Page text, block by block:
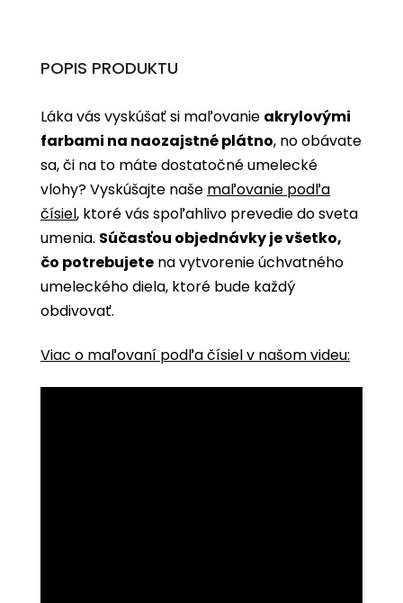
POPIS PRODUKTU
Láka vás vyskúšať si maľovanie akrylovými
farbami na naozajstné plátno, no obávate
sa, či na to máte dostatočné umelecké
vlohy? Vyskúšajte naše maľovanie podľa
čísiel, ktoré vás spoľahlivo prevedie do sveta
umenia. Súčasťou objednávky je všetko,
čo potrebujete na vytvorenie úchvatného
umeleckého diela, ktoré bude každý
obdivovať.
Viac o maľovaní podľa čísiel v našom videu: